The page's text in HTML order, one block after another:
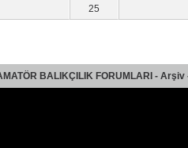
25
BALIKÇILIK FORUMLARI -Arşiv